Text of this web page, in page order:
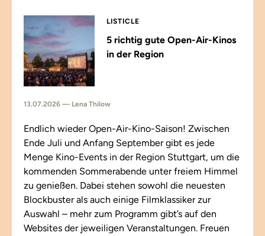
LISTICLE
5 richtig gute Open-Air-Kinos
in der Region
13.07.2026 — Lena Thilow
Endlich wieder Open-Air-Kino-Saison! Zwischen
Ende Juli und Anfang September gibt es jede
Menge Kino-Events in der Region Stuttgart, um die
kommenden Sommerabende unter freiem Himmel
zu genießen. Dabei stehen sowohl die neuesten
Blockbuster als auch einige Filmklassiker zur
Auswahl – mehr zum Programm gibt’s auf den
Websites der jeweiligen Veranstaltungen. Freuen